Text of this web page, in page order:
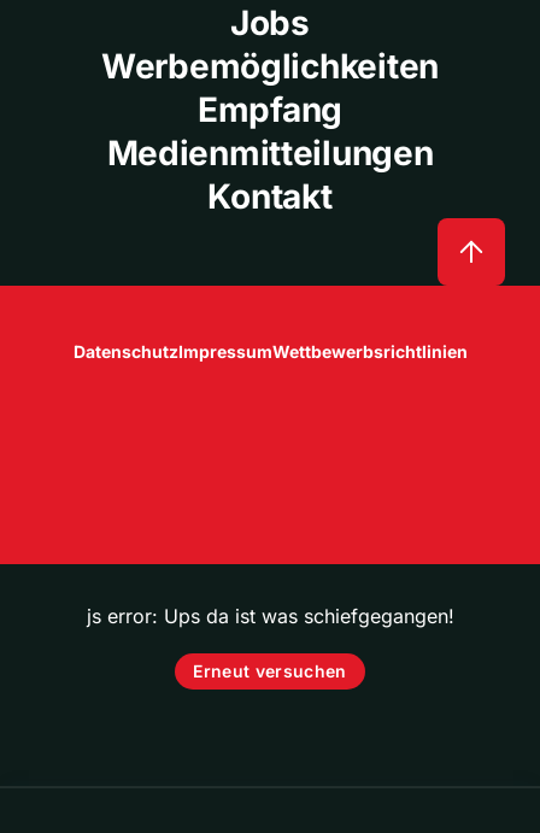
Jobs
Werbemöglichkeiten
Empfang
Medienmitteilungen
Kontakt
DatenschutzImpressumWettbewerbsrichtlinien
js error: Ups da ist was schiefgegangen!
Erneut versuchen